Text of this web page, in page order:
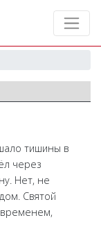
тишины в
через
Нет, не
Святой
временем,